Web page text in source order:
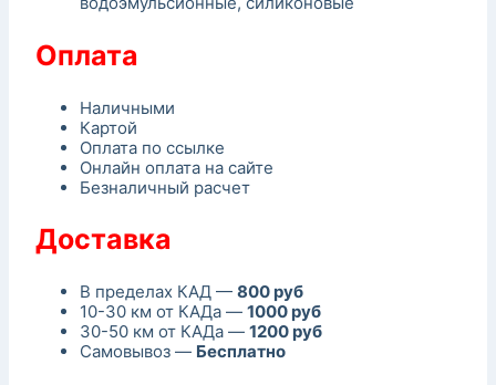
Оплата
Наличными
Картой
Оплата по ссылке
Онлайн оплата на сайте
Безналичный расчет
Доставка
В пределах КАД — 800 руб
10-30 км от КАДа — 1000 руб
30-50 км от КАДа — 1200 руб
Самовывоз — Бесплатно